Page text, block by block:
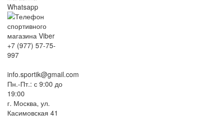
+7 (977) 57-75-
997
info.sportik@gmail.com
Пн.-Пт.: с 9:00 до
19:00
г. Москва, ул.
Касимовская 41